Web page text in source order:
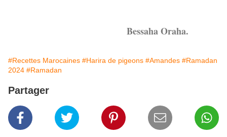
Bessaha Oraha.
#Recettes Marocaines #Harira de pigeons #Amandes #Ramadan
2024 #Ramadan
Partager